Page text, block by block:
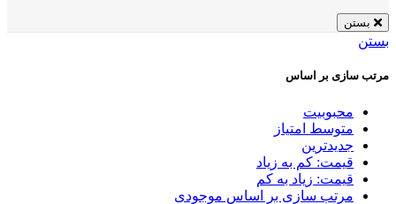
بستن
بستن
مرتب سازی بر اساس
محبوبیت
متوسط امتیاز
جدیدترین
قیمت: کم به زیاد
قیمت: زیاد به کم
مرتب سازی بر اساس موجودی